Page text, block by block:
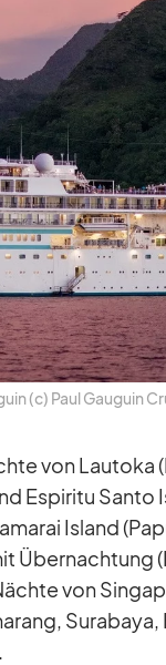
(c) Paul Gau­guin
von Lau­toka
Es­pi­ritu Santo
Is­land
Über­nach­tung
von